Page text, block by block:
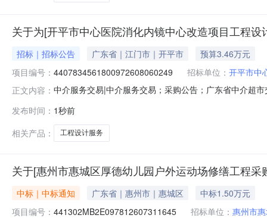
关于为[开平市中心医院消化内镜中心改造项目工程
招标｜招标公告 广东省｜江门市｜开平市
预算3.46万元
项目编号： 4407834561800972608060249 招标单位： 开平市中
正文内容： 中介服务交易|中介服务交易；采购公告；广东省中介超
地点：开平市中心医院门诊大楼首层西侧；4.服务内容
计，包括但
发布时间： 1秒前
相关产品：
工程设计服务
关于[惠州市惠城区厚德幼儿园户外运动场修缮工程
中标｜中标通知 广东省｜惠州市｜惠城区
中标1.50万元
项目编号： 441302MB2E097812607311645 招标单位： 惠州市